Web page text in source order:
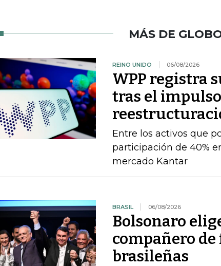
MÁS DE
REINO UNIDO 06/08/2026
WPP registra
tras el
Entre los activos que
participación de 40%
mercado Kantar
BRASIL 06/08/2026
Bolsonaro
compañero
brasileñas